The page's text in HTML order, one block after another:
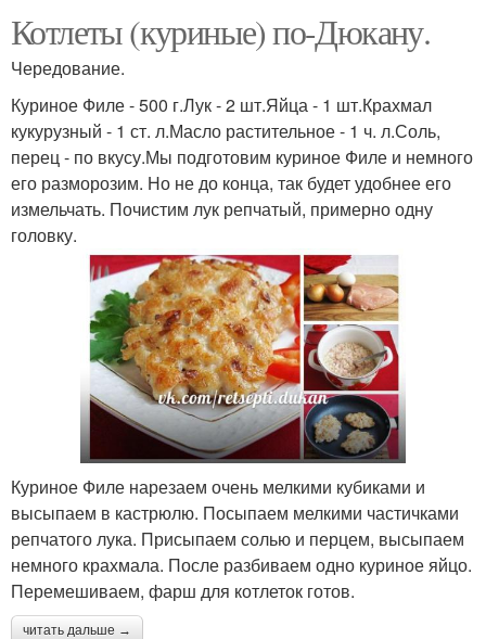
Котлеты (куриные) по-Дюкану.
Чередование.
Куриное Филе - 500 г.Лук - 2 шт.Яйца - 1 шт.Крахмал
кукурузный - 1 ст. л.Масло растительное - 1 ч. л.Соль,
перец - по вкусу.Мы подготовим куриное Филе и немного
его разморозим. Но не до конца, так будет удобнее его
измельчать. Почистим лук репчатый, примерно одну
головку.
Куриное Филе нарезаем очень мелкими кубиками и
высыпаем в кастрюлю. Посыпаем мелкими частичками
репчатого лука. Присыпаем солью и перцем, высыпаем
немного крахмала. После разбиваем одно куриное яйцо.
Перемешиваем, фарш для котлеток готов.
читать дальше →